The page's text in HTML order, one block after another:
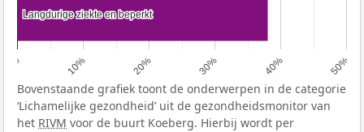
0% 10% 20% 30% 40% 50%
Langdurige ziekte en beperkt
Langdurige ziekte en beperkt
Bovenstaande grafiek toont de onderwerpen in de categorie
‘Lichamelijke gezondheid’ uit de gezondheidsmonitor van
het RIVM voor de buurt Koeberg. Hierbij wordt per